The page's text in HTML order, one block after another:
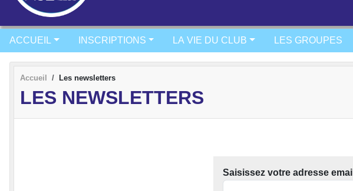
ACCUEIL INSCRIPTIONS LA VIE DU CLUB LES GROUPES
Accueil Les newsletters
LES NEWSLETTERS
Saisissez votre adresse email